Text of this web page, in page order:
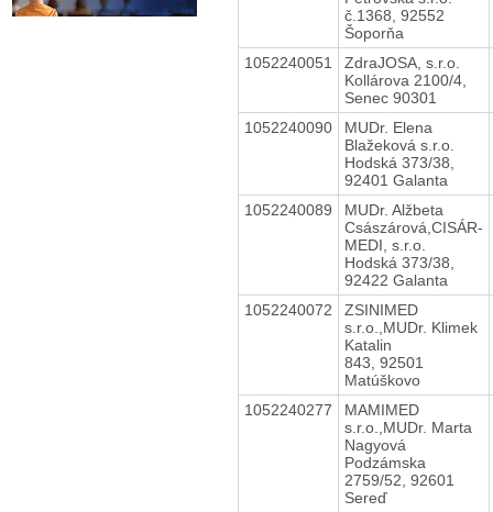
č.1368, 92552
Šoporňa
1052240051
ZdraJOSA, s.r.o.
Kollárova 2100/4,
Senec 90301
1052240090
MUDr. Elena
Blažeková s.r.o.
Hodská 373/38,
92401 Galanta
1052240089
MUDr. Alžbeta
Császárová,CISÁR-
MEDI, s.r.o.
Hodská 373/38,
92422 Galanta
1052240072
ZSINIMED
s.r.o.,MUDr. Klimek
Katalin
843, 92501
Matúškovo
1052240277
MAMIMED
s.r.o.,MUDr. Marta
Nagyová
Podzámska
2759/52, 92601
Sereď